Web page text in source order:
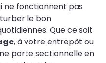
ne fonctionnent pas
le bon
Que ce soit
, à votre entrepôt ou
porte sectionnelle en